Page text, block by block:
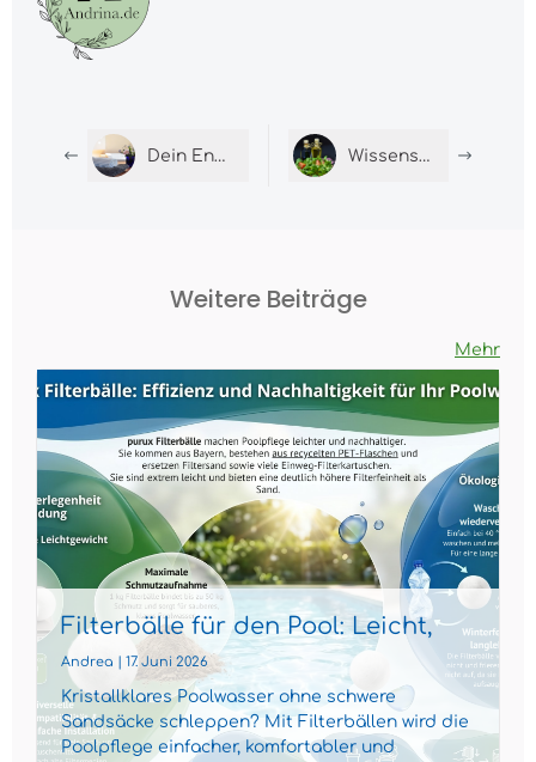
Dein Entgiftungsbad mit Apfelessig Wissenswertes zum Hausmittel Essig
Weitere Beiträge
Mehr
Filterbälle für den Pool: Leicht,
effizient und nachhaltig
Andrea | 17. Juni 2026
Kristallklares Poolwasser ohne schwere
Sandsäcke schleppen? Mit Filterbällen wird die
Poolpflege einfacher, komfortabler und